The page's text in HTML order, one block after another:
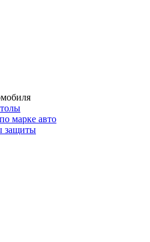
марке авто
защиты